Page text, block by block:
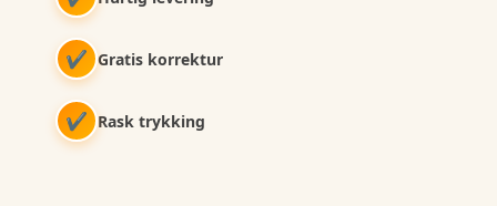
✔ Gratis korrektur
✔ Rask trykking